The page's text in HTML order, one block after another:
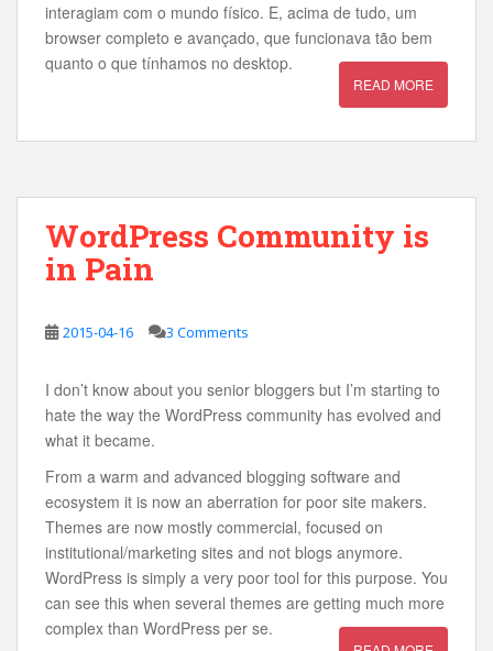
interagiam com o mundo físico. E, acima de tudo, um
browser completo e avançado, que funcionava tão bem
quanto o que tínhamos no desktop.
READ MORE
WordPress Community is
in Pain
2015-04-16 3 Comments
I don’t know about you senior bloggers but I’m starting to
hate the way the WordPress community has evolved and
what it became.
From a warm and advanced blogging software and
ecosystem it is now an aberration for poor site makers.
Themes are now mostly commercial, focused on
institutional/marketing sites and not blogs anymore.
WordPress is simply a very poor tool for this purpose. You
can see this when several themes are getting much more
complex than WordPress per se.